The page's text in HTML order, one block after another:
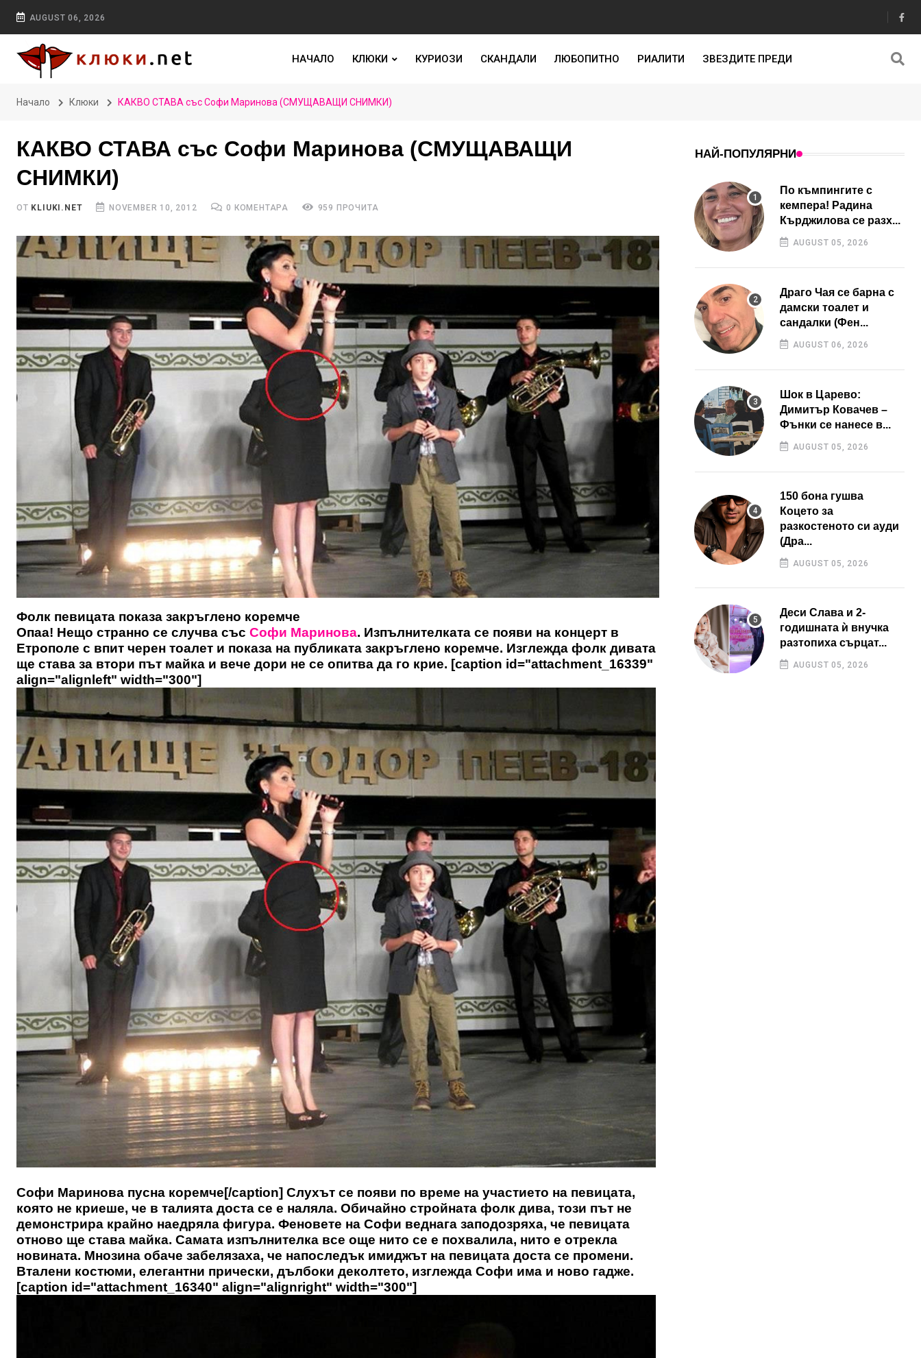
AUGUST 06, 2026
НАЧАЛО КЛЮКИ КУРИОЗИ СКАНДАЛИ ЛЮБОПИТНО РИАЛИТИ ЗВЕЗДИТЕ ПРЕДИ
Начало Клюки КАКВО СТАВА със Софи Маринова (СМУЩАВАЩИ СНИМКИ)
КАКВО СТАВА със Софи Маринова (СМУЩАВАЩИ
СНИМКИ)
ОТ KLIUKI.NET NOVEMBER 10, 2012 0 КОМЕНТАРА 959 ПРОЧИТА
Фолк певицата показа закръглено коремче
Опаа! Нещо странно се случва със Софи Маринова. Изпълнителката се появи на концерт в
Етрополе с впит черен тоалет и показа на публиката закръглено коремче. Изглежда фолк дивата
ще става за втори път майка и вече дори не се опитва да го крие. [caption id="attachment_16339"
align="alignleft" width="300"]
Софи Маринова пусна коремче[/caption] Слухът се появи по време на участието на певицата,
която не криеше, че в талията доста се е наляла. Обичайно стройната фолк дива, този път не
демонстрира крайно наедряла фигура. Феновете на Софи веднага заподозряха, че певицата
отново ще става майка. Самата изпълнителка все още нито се е похвалила, нито е отрекла
новината. Мнозина обаче забелязаха, че напоследък имиджът на певицата доста се промени.
Вталени костюми, елегантни прически, дълбоки деколтето, изглежда Софи има и ново гадже.
[caption id="attachment_16340" align="alignright" width="300"]
НАЙ-ПОПУЛЯРНИ
По къмпингите с
кемпера! Радина
Кърджилова се разх...
AUGUST 05, 2026
Драго Чая се барна с
дамски тоалет и
сандалки (Фен...
AUGUST 06, 2026
Шок в Царево:
Димитър Ковачев –
Фънки се нанесе в...
AUGUST 05, 2026
150 бона гушва
Коцето за
разкостеното си ауди
(Дра...
AUGUST 05, 2026
Деси Слава и 2-
годишната ѝ внучка
разтопиха сърцат...
AUGUST 05, 2026